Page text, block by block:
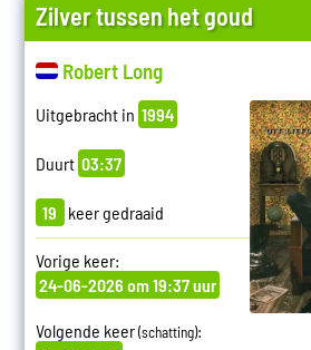
Zilver tussen het goud
Robert Long
Uitgebracht in 1994
Duurt 03:37
19 keer gedraaid
Vorige keer:
24-06-2026 om 19:37 uur
Volgende keer(schatting):